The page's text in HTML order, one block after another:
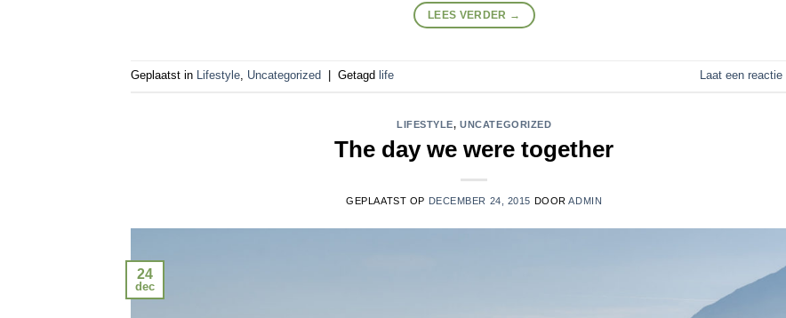
LEES VERDER →
Geplaatst in Lifestyle, Uncategorized Getagd life Laat een reactie
LIFESTYLE,UNCATEGORIZED
The day we were together
GEPLAATST OP DECEMBER 24, 2015 DOORADMIN
24
dec